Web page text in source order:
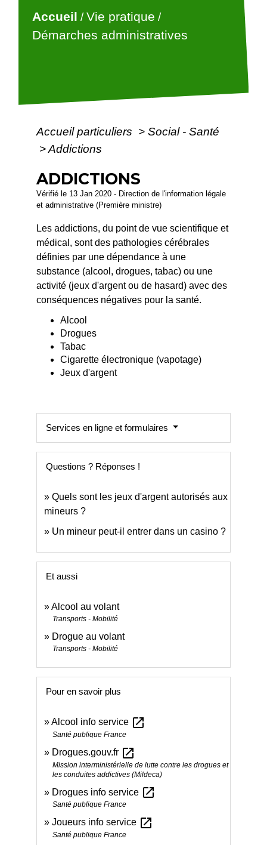
Accueil /Vie pratique /
Démarches administratives
Accueil particuliers > Social - Santé
>Addictions
ADDICTIONS
Vérifié le 13 Jan 2020 - Direction de l'information légale
et administrative (Première ministre)
Les addictions, du point de vue scientifique et
médical, sont des pathologies cérébrales
définies par une dépendance à une
substance (alcool, drogues, tabac) ou une
activité (jeux d'argent ou de hasard) avec des
conséquences négatives pour la santé.
Alcool
Drogues
Tabac
Cigarette électronique (vapotage)
Jeux d'argent
Services en ligne et formulaires
Questions ? Réponses !
Quels sont les jeux d'argent autorisés aux
mineurs ?
Un mineur peut-il entrer dans un casino ?
Et aussi
Alcool au volant
Transports - Mobilité
Drogue au volant
Transports - Mobilité
Pour en savoir plus
Alcool info service open_in_new
Santé publique France
Drogues.gouv.fr open_in_new
Mission interministérielle de lutte contre les drogues et
les conduites addictives (Mildeca)
Drogues info service open_in_new
Santé publique France
Joueurs info service open_in_new
Santé publique France